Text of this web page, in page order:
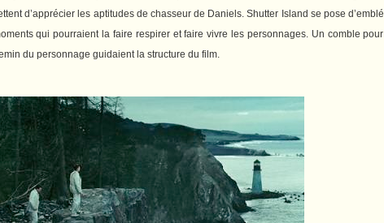
d’apprécier les aptitudes de chasseur de Daniels.Shutter Island se pose
qui pourraient la faire respirer et faire vivre les personnages. Un comble
du personnage guidaient la structure du film.